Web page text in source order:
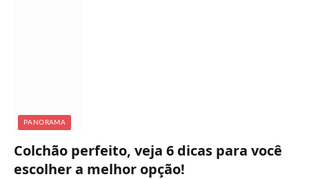
PANORAMA
Colchão perfeito, veja 6 dicas para você
escolher a melhor opção!